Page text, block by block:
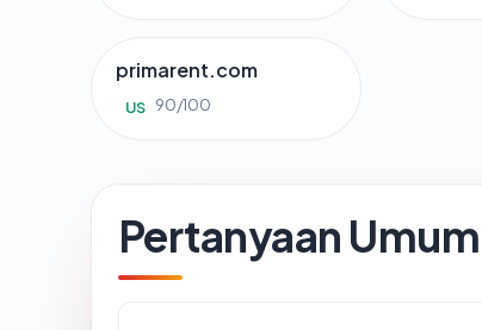
primarent.com
US 90/100
Pertanyaan Umum